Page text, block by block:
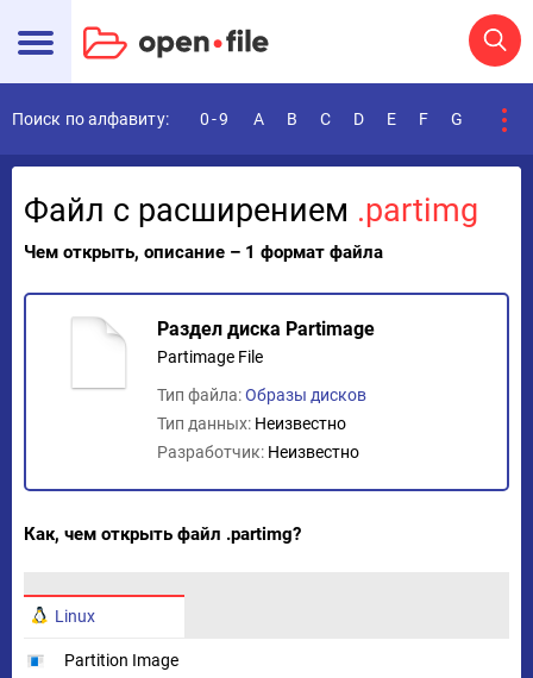
Поиск по алфавиту: 0-9 A B C D E F G
Файл с расширением .partimg
Чем открыть, описание – 1 формат файла
Раздел диска Partimage
Partimage File
Тип файла:Образы дисков
Тип данных: Неизвестно
Разработчик: Неизвестно
Как, чем открыть файл .partimg?
Linux
Partition Image